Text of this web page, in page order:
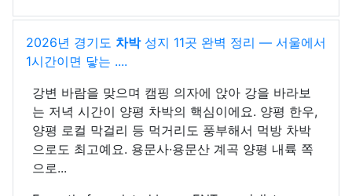
2026년 경기도 차박성지 11곳 완벽 정리 — 서울에서
1시간이면 닿는 ....
강변 바람을 맞으며 캠핑 의자에 앉아 강을 바라보
는 저녁 시간이 양평 차박의 핵심이에요. 양평 한우,
양평 로컬 막걸리 등 먹거리도 풍부해서 먹방 차박
으로도 최고예요. 용문사·용문산 계곡 양평 내륙 쪽
으로...